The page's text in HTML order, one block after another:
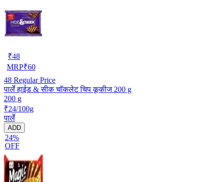
₹48
MRP₹60
48 Regular Price
पार्ले हाईड & सीक चॉकलेट चिप कूकीज 200 g
200 g
₹24/100g
पार्ले
ADD
24%
OFF